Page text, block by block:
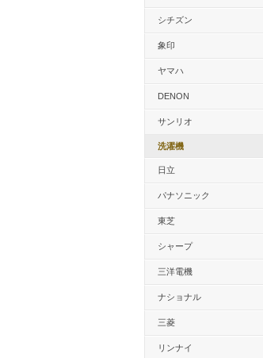
シチズン
象印
ヤマハ
DENON
サンリオ
洗濯機
日立
パナソニック
東芝
シャープ
三洋電機
ナショナル
三菱
リンナイ